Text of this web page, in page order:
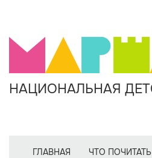
НАЦИОНАЛЬНАЯ
ГЛАВНАЯ ЧТО ПОЧИТАТЬ